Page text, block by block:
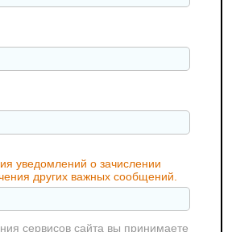
уведомлений о зачислении
других важных сообщений.
сервисов сайта вы принимаете